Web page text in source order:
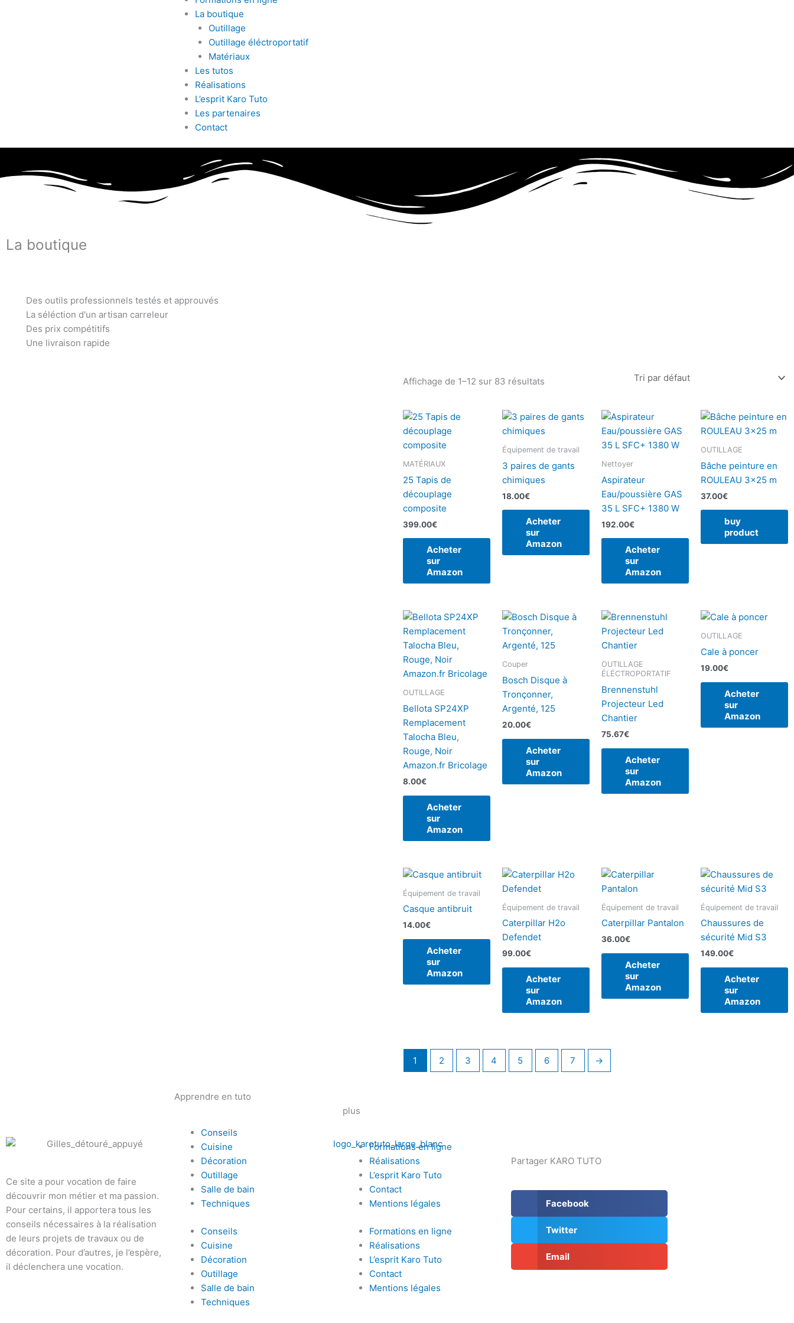
La boutique
Outillage
Outillage éléctroportatif
Matériaux
Les tutos
Réalisations
L’esprit Karo Tuto
Les partenaires
Contact
La boutique
Des outils professionnels testés et approuvés
La séléction d'un artisan carreleur
Des prix compétitifs
Une livraison rapide
Affichage de 1–12 sur 83 résultats
MATÉRIAUX
25 Tapis de
découplage
composite
399.00€
Acheter
sur
Amazon
Équipement de travail
3 paires de gants
chimiques
18.00€
Acheter
sur
Amazon
Nettoyer
Aspirateur
Eau/poussière GAS
35 L SFC+ 1380 W
192.00€
Acheter
sur
Amazon
OUTILLAGE
Bâche peinture en
ROULEAU 3×25 m
37.00€
buy
product
OUTILLAGE
Bellota SP24XP
Remplacement
Talocha Bleu,
Rouge, Noir
Amazon.fr Bricolage
8.00€
Acheter
sur
Amazon
Couper
Bosch Disque à
Tronçonner,
Argenté, 125
20.00€
Acheter
sur
Amazon
OUTILLAGE
ÉLÉCTROPORTATIF
Brennenstuhl
Projecteur Led
Chantier
75.67€
Acheter
sur
Amazon
OUTILLAGE
Cale à poncer
19.00€
Acheter
sur
Amazon
Équipement de travail
Casque antibruit
14.00€
Acheter
sur
Amazon
Équipement de travail
Caterpillar H2o
Defendet
99.00€
Acheter
sur
Amazon
Équipement de travail
Caterpillar Pantalon
36.00€
Acheter
sur
Amazon
Équipement de travail
Chaussures de
sécurité Mid S3
149.00€
Acheter
sur
Amazon
1 2 3 4 5 6 7 →
Ce site a pour vocation de faire
découvrir mon métier et ma passion.
Pour certains, il apportera tous les
conseils nécessaires à la réalisation
de leurs projets de travaux ou de
décoration. Pour d’autres, je l’espère,
il déclenchera une vocation.
Apprendre en tuto
Conseils
Cuisine
Décoration
Outillage
Salle de bain
Techniques
Conseils
Cuisine
Décoration
Outillage
Salle de bain
Techniques
plus
Formations en ligne
Réalisations
L’esprit Karo Tuto
Contact
Mentions légales
Formations en ligne
Réalisations
L’esprit Karo Tuto
Contact
Mentions légales
Partager KARO TUTO
Facebook
Twitter
Email